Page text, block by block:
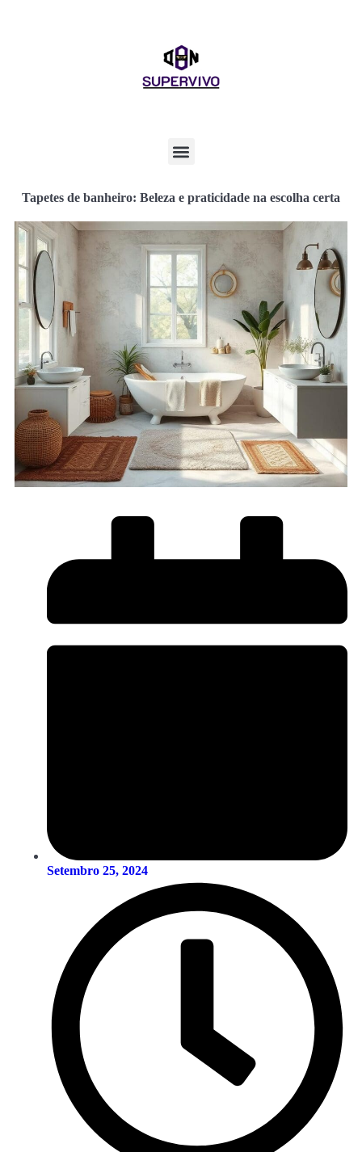
Tapetes de banheiro: Beleza e praticidade na escolha certa
Setembro 25, 2024